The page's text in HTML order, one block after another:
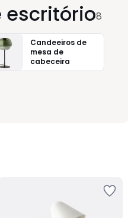
escritório8
Candeeiros de
mesa de
cabeceira